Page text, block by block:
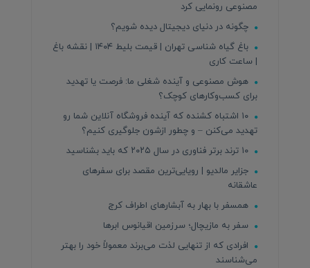
مصنوعی رونمایی کرد
چگونه در دنیای دیجیتال دیده شویم؟
باغ گیاه شناسی تهران | قیمت بلیط ۱۴۰۴ | نقشه باغ
| ساعت کاری
هوش مصنوعی و آینده شغلی ما: فرصت یا تهدید
برای کسب‌وکارهای کوچک؟
۱۰ اشتباه کشنده که آینده فروشگاه آنلاین شما رو
تهدید می‌کنن – و چطور ازشون جلوگیری کنیم؟
جزایر مالدیو | رویایی‌ترین مقصد برای سفرهای
عاشقانه
همسفر با بهار به آبشارهای اطراف کرج
سفر به مازیچال؛ سرزمین اقیانوس ابرها
افرادی که از تنهایی لذت می‌برند معمولاً خود را بهتر
می‌شناسند